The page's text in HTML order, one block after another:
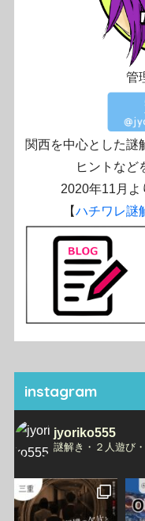
管
関西を中心とした謎
ヒントなど
2020年11月よ
【ハチワレ謎
instagram
jyoriko555
謎解き・２人遊び